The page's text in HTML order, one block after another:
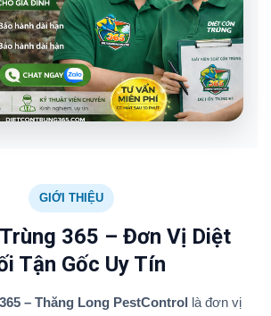
GIỚI THIỆU
365 – Đơn Vị Diệt
Tận Gốc Uy Tín
– Thăng Long PestControl là đơn vị